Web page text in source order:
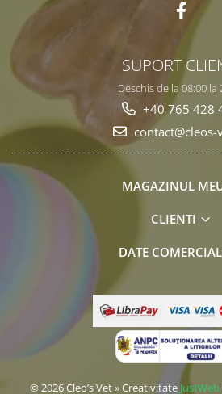
SUPORT
Deschis de la 08:00 la
+40 765 428
contact@cleos-
MAGAZINUL
CLIENTI
DATE
© 2026 Cleo’s Vet » Creativitate JustWeb